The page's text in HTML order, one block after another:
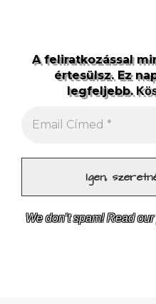
A feliratkozással
értesülsz. Ez
legfeljebb.
We don’t spam! Read our